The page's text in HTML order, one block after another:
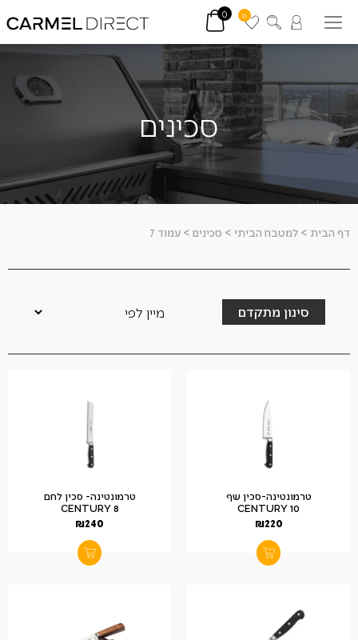
0
0
סכינים
דף הבית > למטבח הביתי > סכינים > עמוד 7
סינון מתקדם
טרמונטינה-סכין שף
CENTURY 10
₪220
טרמונטינה- סכין לחם
CENTURY 8
₪240